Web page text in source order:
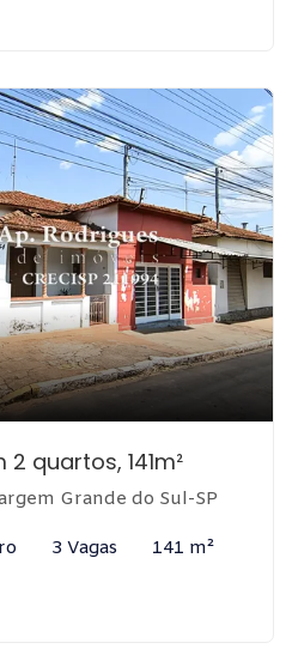
quartos, 141m²
Grande do Sul-SP
3 Vagas 141 m²